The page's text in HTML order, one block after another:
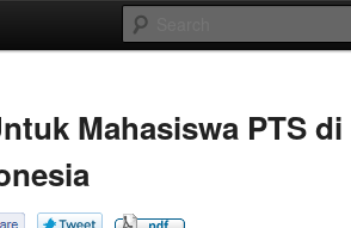
Mahasiswa PTS di